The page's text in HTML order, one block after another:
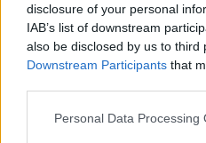
disclosure of your personal
IAB’s list of downstream
also be disclosed by us to third
Downstream Participants that
Personal Data Processing